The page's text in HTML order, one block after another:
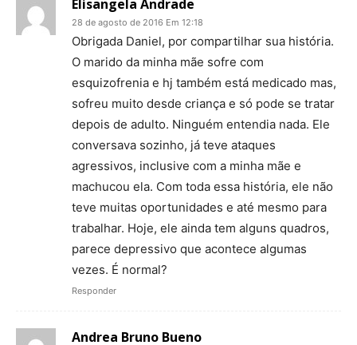
Elisangela Andrade
28 de agosto de 2016 Em 12:18
Obrigada Daniel, por compartilhar sua história.
O marido da minha mãe sofre com
esquizofrenia e hj também está medicado mas,
sofreu muito desde criança e só pode se tratar
depois de adulto. Ninguém entendia nada. Ele
conversava sozinho, já teve ataques
agressivos, inclusive com a minha mãe e
machucou ela. Com toda essa história, ele não
teve muitas oportunidades e até mesmo para
trabalhar. Hoje, ele ainda tem alguns quadros,
parece depressivo que acontece algumas
vezes. É normal?
Responder
Andrea Bruno Bueno